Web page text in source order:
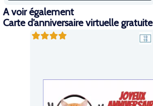
A voir également
Carte d’anniversaire virtuelle gratuite